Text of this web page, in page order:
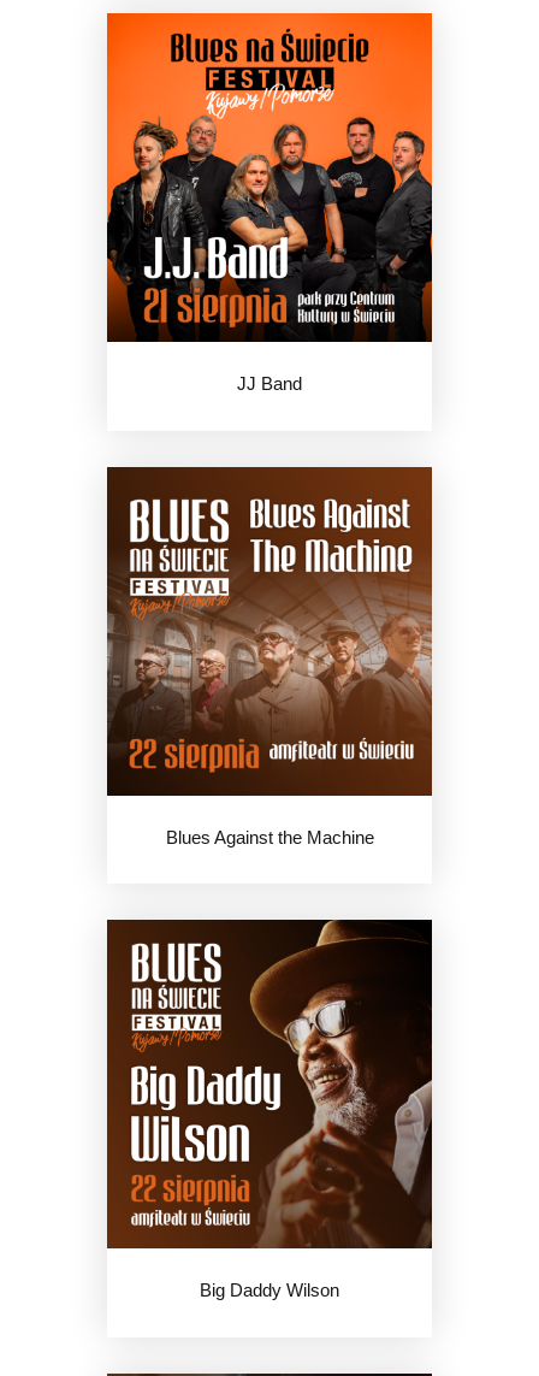
JJ Band
Blues Against the Machine
Big Daddy Wilson